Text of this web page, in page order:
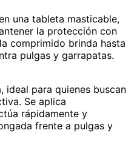
una tableta masticable,
la protección con
comprimido brinda hasta
pulgas y garrapatas.
para quienes buscan
Se aplica
rápidamente y
frente a pulgas y